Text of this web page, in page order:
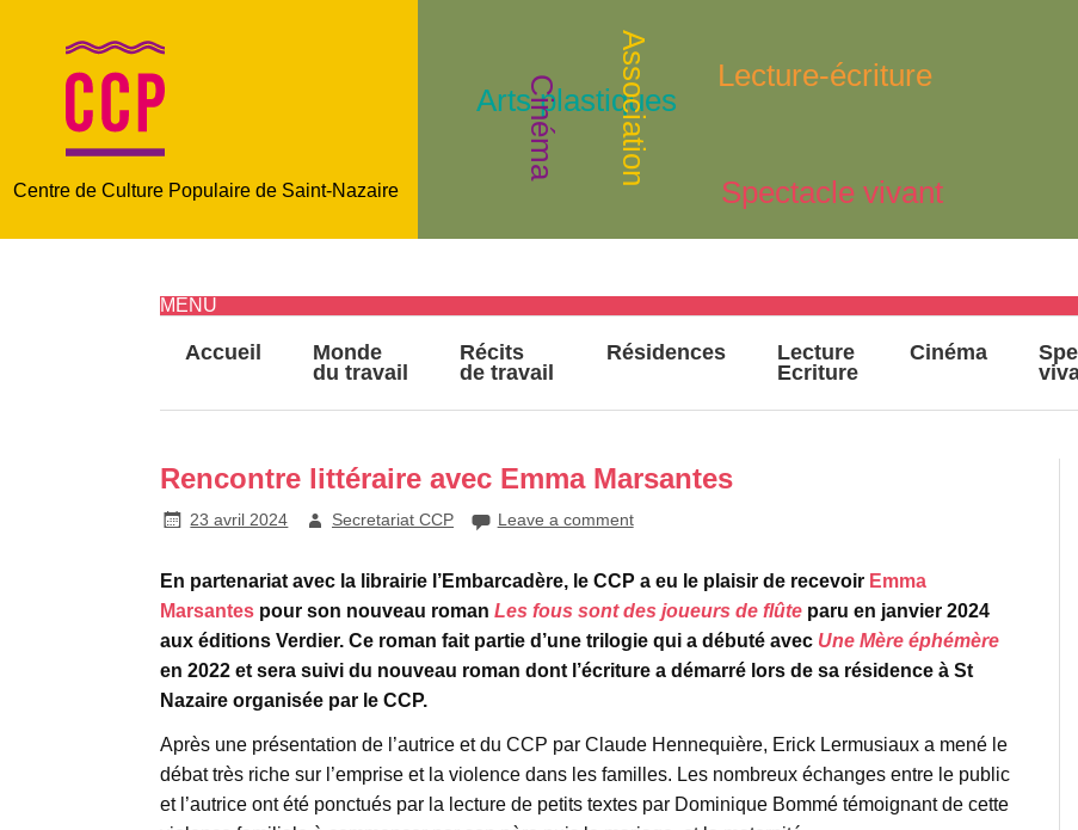
Centre de Culture Populaire de Saint-Nazaire Spectacle vivant
Lecture-écriture
Arts plastiques
Cinéma Association
MENU
Accueil
Monde
du travail
Récits
de travail
Résidences
Lecture
Ecriture
Cinéma
Rencontre littéraire avec Emma Marsantes
23 avril 2024 Secretariat CCP Leave a comment
En partenariat avec la librairie l’Embarcadère, le CCP a eu le plaisir de recevoir Emma
Marsantespour son nouveau roman Les fous sont des joueurs de flûteparu en janvier 2024
aux éditions Verdier. Ce roman fait partie d’une trilogie qui a débuté avec Une Mère éphémère
en 2022 et sera suivi du nouveau roman dont l’écriture a démarré lors de sa résidence à St
Nazaire organisée par le CCP.
Après une présentation de l’autrice et du CCP par Claude Hennequière, Erick Lermusiaux a mené le
débat très riche sur l’emprise et la violence dans les familles. Les nombreux échanges entre le public
et l’autrice ont été ponctués par la lecture de petits textes par Dominique Bommé témoignant de cette